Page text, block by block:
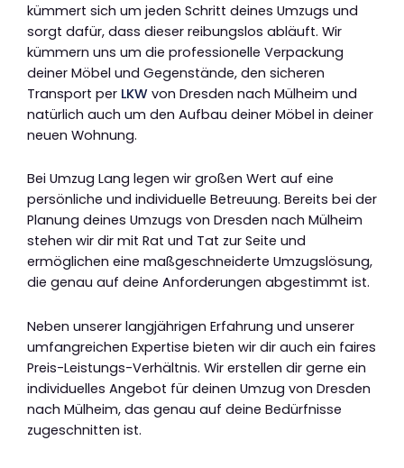
kümmert sich um jeden Schritt deines Umzugs und
sorgt dafür, dass dieser reibungslos abläuft. Wir
kümmern uns um die professionelle Verpackung
deiner Möbel und Gegenstände, den sicheren
Transport per LKW von Dresden nach Mülheim und
natürlich auch um den Aufbau deiner Möbel in deiner
neuen Wohnung.
Bei Umzug Lang legen wir großen Wert auf eine
persönliche und individuelle Betreuung. Bereits bei der
Planung deines Umzugs von Dresden nach Mülheim
stehen wir dir mit Rat und Tat zur Seite und
ermöglichen eine maßgeschneiderte Umzugslösung,
die genau auf deine Anforderungen abgestimmt ist.
Neben unserer langjährigen Erfahrung und unserer
umfangreichen Expertise bieten wir dir auch ein faires
Preis-Leistungs-Verhältnis. Wir erstellen dir gerne ein
individuelles Angebot für deinen Umzug von Dresden
nach Mülheim, das genau auf deine Bedürfnisse
zugeschnitten ist.